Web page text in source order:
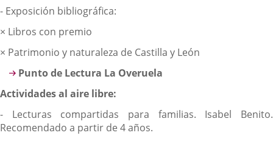
- Exposición bibliográfica:
× Libros con premio
× Patrimonio y naturaleza de Castilla y León
Punto de Lectura La Overuela
Actividades al aire libre:
- Lecturas compartidas para familias. Isabel Benito.
Recomendado a partir de 4 años.